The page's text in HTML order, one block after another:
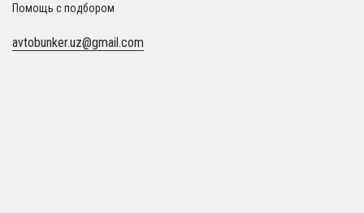
Помощь с подбором
avtobunker.uz@gmail.com